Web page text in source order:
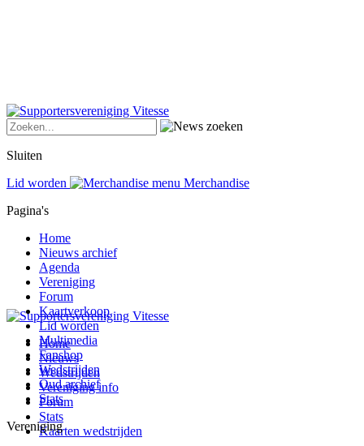
Home
Nieuws
Wedstrijden
Vereniging info
Forum
Stats
Kaarten wedstrijden
Sluiten
Lid worden
Merchandise
Pagina's
Home
Nieuws archief
Agenda
Vereniging
Forum
Kaartverkoop
Lid worden
Multimedia
Fanshop
Wedstrijden
Oud archief
Stats
Vereniging